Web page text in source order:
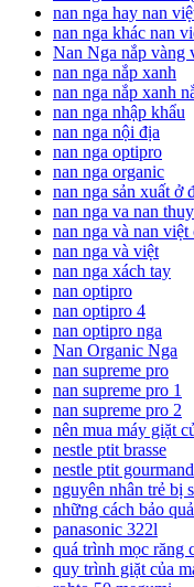
nan nga hay nan
nan nga khác nan
Nan Nga nắp vàng
nan nga nắp xanh
nan nga nắp xanh
nan nga nhập khẩu
nan nga nội địa
nan nga optipro
nan nga organic
nan nga sản xuất ở
nan nga va nan
nan nga và nan việt
nan nga và việt
nan nga xách tay
nan optipro
nan optipro 4
nan optipro nga
Nan Organic Nga
nan supreme pro
nan supreme pro 1
nan supreme pro 2
nên mua máy giặt
nestle ptit brasse
nestle ptit gourmand
nguyên nhân trẻ bị
những cách bảo
panasonic 322l
quá trình mọc răng
quy trình giặt của